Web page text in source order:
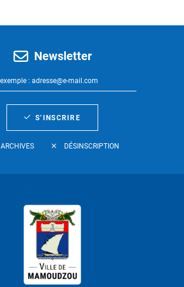
Newsletter
S’INSCRIRE
ARCHIVES DÉSINSCRIPTION